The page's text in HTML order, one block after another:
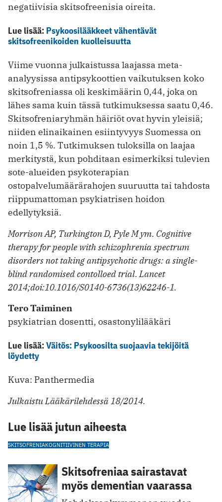
negatiivisia skitsofreenisia oireita.
Lue lisää: Psykoosilääkkeet vähentävät
skitsofreenikoiden kuolleisuutta
Viime vuonna julkaistussa laajassa meta-
analyysissa antipsykoottien ­vaikutuksen koko
skitsofreniassa oli ­keskimäärin 0,44, joka on
lähes sama kuin ­tässä tutkimuksessa saatu 0,46.
Skitsofreniaryhmän häiriöt ovat hyvin yleisiä;
niiden elinaikainen esiintyvyys Suomessa on
noin 1,5 %. Tutkimuksen tuloksilla on laajaa
merkitystä, kun pohditaan esimerkiksi tulevien
sote-alueiden psyko­terapian
ostopalvelumäärärahojen ­suuruutta tai tahdosta
riippumattoman psykiatrisen hoidon
edellytyksiä.
Morrison AP, Turkington D, Pyle M ym. Cognitive
therapy for people with schizophrenia spectrum
disorders not taking antipsychotic drugs: a single-
blind randomised contolloed trial. Lancet
2014;doi:10.1016/S0140-6736(13)62246-1.
Tero Taiminen
psykiatrian dosentti, osastonylilääkäri
Lue lisää:Väitös: Psykoosilta suojaavia tekijöitä
löydetty
Kuva: Panthermedia
Julkaistu Lääkärilehdessä 18/2014.
Lue lisää jutun aiheesta
SKITSOFRENIAKOGNITIIVINEN TERAPIA
Skitsofreniaa sairastavat
myös dementian vaarassa